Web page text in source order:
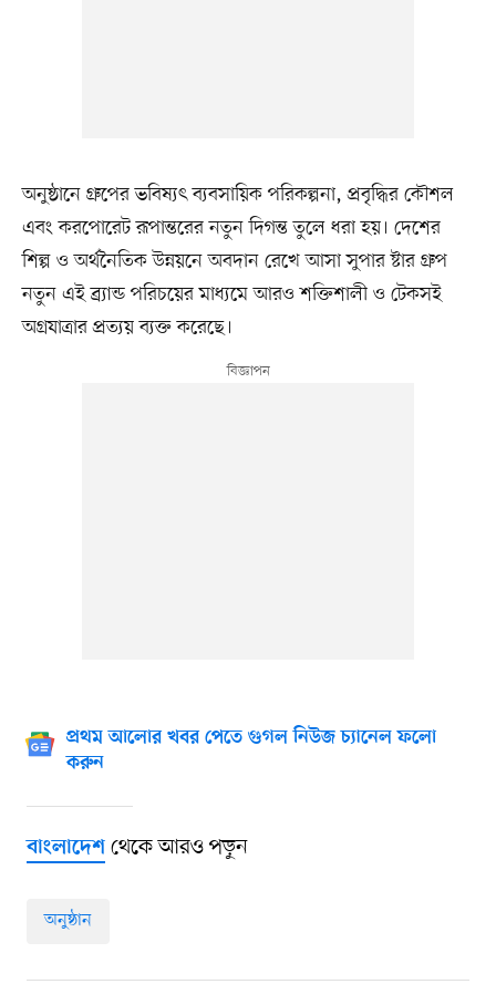
অনুষ্ঠানে গ্রুপের ভবিষ্যৎ ব্যবসায়িক পরিকল্পনা, প্রবৃদ্ধির কৌশল
এবং করপোরেট রূপান্তরের নতুন দিগন্ত তুলে ধরা হয়। দেশের
শিল্প ও অর্থনৈতিক উন্নয়নে অবদান রেখে আসা সুপার ষ্টার গ্রুপ
নতুন এই ব্র্যান্ড পরিচয়ের মাধ্যমে আরও শক্তিশালী ও টেকসই
অগ্রযাত্রার প্রত্যয় ব্যক্ত করেছে।
প্রথম আলোর খবর পেতে গুগল নিউজ চ্যানেল ফলো
করুন
বাংলাদেশথেকে আরও পড়ুন
অনুষ্ঠান